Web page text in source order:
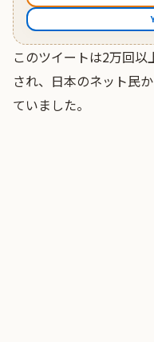
このツイートは2万回
され、日本のネット民
ていました。